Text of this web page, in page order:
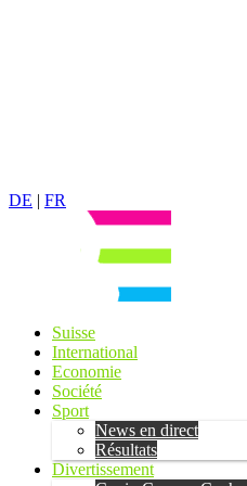
DE | FR
Suisse
International
Economie
Société
Sport
News en direct
Résultats
Divertissement